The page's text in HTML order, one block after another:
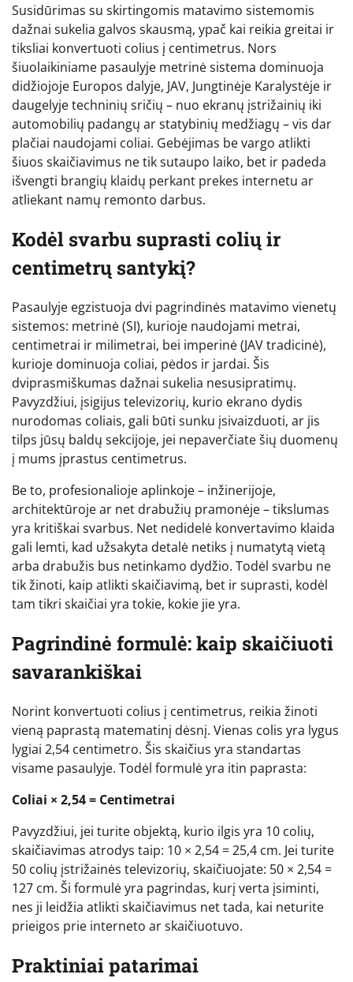
Susidūrimas su skirtingomis matavimo sistemomis
dažnai sukelia galvos skausmą, ypač kai reikia greitai ir
tiksliai konvertuoti colius į centimetrus. Nors
šiuolaikiniame pasaulyje metrinė sistema dominuoja
didžiojoje Europos dalyje, JAV, Jungtinėje Karalystėje ir
daugelyje techninių sričių – nuo ekranų įstrižainių iki
automobilių padangų ar statybinių medžiagų – vis dar
plačiai naudojami coliai. Gebėjimas be vargo atlikti
šiuos skaičiavimus ne tik sutaupo laiko, bet ir padeda
išvengti brangių klaidų perkant prekes internetu ar
atliekant namų remonto darbus.
Kodėl svarbu suprasti colių ir
centimetrų santykį?
Pasaulyje egzistuoja dvi pagrindinės matavimo vienetų
sistemos: metrinė (SI), kurioje naudojami metrai,
centimetrai ir milimetrai, bei imperinė (JAV tradicinė),
kurioje dominuoja coliai, pėdos ir jardai. Šis
dviprasmiškumas dažnai sukelia nesusipratimų.
Pavyzdžiui, įsigijus televizorių, kurio ekrano dydis
nurodomas coliais, gali būti sunku įsivaizduoti, ar jis
tilps jūsų baldų sekcijoje, jei nepaverčiate šių duomenų
į mums įprastus centimetrus.
Be to, profesionalioje aplinkoje – inžinerijoje,
architektūroje ar net drabužių pramonėje – tikslumas
yra kritiškai svarbus. Net nedidelė konvertavimo klaida
gali lemti, kad užsakyta detalė netiks į numatytą vietą
arba drabužis bus netinkamo dydžio. Todėl svarbu ne
tik žinoti, kaip atlikti skaičiavimą, bet ir suprasti, kodėl
tam tikri skaičiai yra tokie, kokie jie yra.
Pagrindinė formulė: kaip skaičiuoti
savarankiškai
Norint konvertuoti colius į centimetrus, reikia žinoti
vieną paprastą matematinį dėsnį. Vienas colis yra lygus
lygiai 2,54 centimetro. Šis skaičius yra standartas
visame pasaulyje. Todėl formulė yra itin paprasta:
Coliai × 2,54 = Centimetrai
Pavyzdžiui, jei turite objektą, kurio ilgis yra 10 colių,
skaičiavimas atrodys taip: 10 × 2,54 = 25,4 cm. Jei turite
50 colių įstrižainės televizorių, skaičiuojate: 50 × 2,54 =
127 cm. Ši formulė yra pagrindas, kurį verta įsiminti,
nes ji leidžia atlikti skaičiavimus net tada, kai neturite
prieigos prie interneto ar skaičiuotuvo.
Praktiniai patarimai